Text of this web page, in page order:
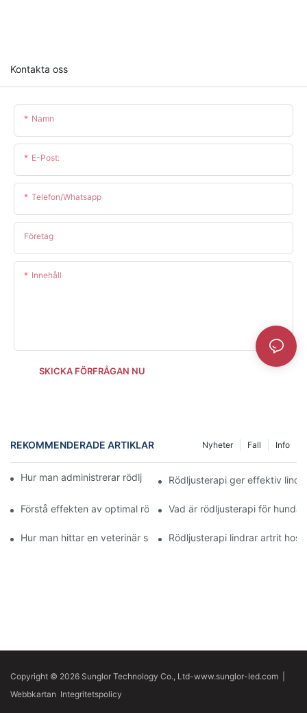
Kontakta oss
Namn
E-Post:
Telefon/whatsapp
Företag
Innehåll
SKICKA FÖRFRÅGAN NU
REKOMMENDERADE ARTIKLAR Info
Fall
Nyheter
Hur man administrerar rödljusterapi för hundar med artrit
Rödljusterapi ger effektiv
Förstå effekten av optimal rödljusterapi för hundar med artrit
Vad är rödljusterapi för
Hur man hittar en veterinär som använder rödljusterapi för artrit
Rödljusterapi lindrar artrit hos
Copyright © 2026 Sunglor Technology Co., Ltd-www.sunglor-led.com
Webbkartan Integritetspolicy